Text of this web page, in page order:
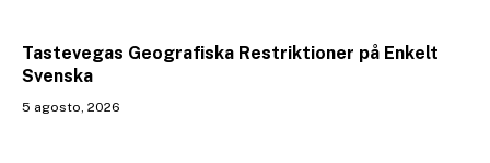
Tastevegas Geografiska Restriktioner på Enkelt
Svenska
5 agosto, 2026